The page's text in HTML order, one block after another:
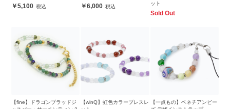
5,100 6,000
ット
Sold Out
【fine】ドラゴンブラッドジ
【winQ】虹色カラーブレスレ
【一点もの】ベネチアンビー